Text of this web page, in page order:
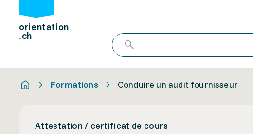
orientation
.ch
Formations Conduire un audit fournisseur
Attestation / certificat de cours